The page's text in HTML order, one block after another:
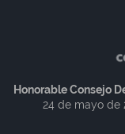
Honorable Consejo
24 de mayo de